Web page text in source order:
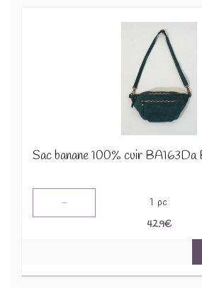
Sac banane 100% cuir BA163Da
- 1 pc
42.9€